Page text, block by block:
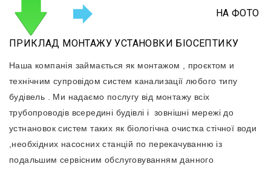
НА ФОТО
ПРИКЛАД МОНТАЖУ УСТАНОВКИ БІОСЕПТИКУ
Наша компанія займається як монтажом , проєктом и
технічним супровідом систем канализації любого типу
будівель . Ми надаємо послугу від монтажу всіх
трубопроводів всередині будівлі і зовнішні мережі до
устнановок систем таких як біологічна очистка стічної води
,необхідних насосних станцій по перекачуванню із
подальшимсервісним обслуговуванням данного